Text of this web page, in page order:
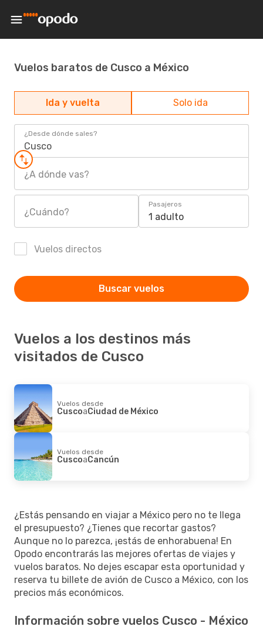
Vuelos baratos de Cusco a México
Ida y vuelta Solo ida
¿Desde dónde sales?
Cusco
¿A dónde vas?
¿Cuándo?
Pasajeros
1 adulto
Vuelos directos
Buscar vuelos
Vuelos a los destinos más
visitados de Cusco
Vuelos desde
CuscoaCiudad de México
Vuelos desde
CuscoaCancún
¿Estás pensando en viajar a México pero no te llega
el presupuesto? ¿Tienes que recortar gastos?
Aunque no lo parezca, ¡estás de enhorabuena! En
Opodo encontrarás las mejores ofertas de viajes y
vuelos baratos. No dejes escapar esta oportunidad y
reserva tu billete de avión de Cusco a México, con los
precios más económicos.
Información sobre vuelos Cusco - México